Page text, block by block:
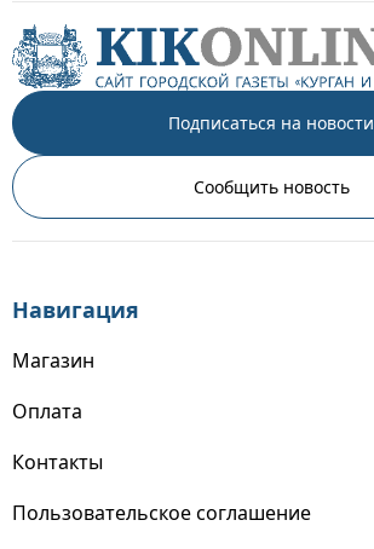
Подписаться на новости
Сообщить новость
Навигация
Магазин
Оплата
Контакты
Пользовательское соглашение